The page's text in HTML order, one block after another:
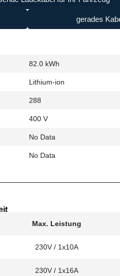
gerades
82.0 kWh
Lithium-ion
288
400 V
No Data
No Data
Max. Leistung
230V / 1x10A
230V / 1x16A